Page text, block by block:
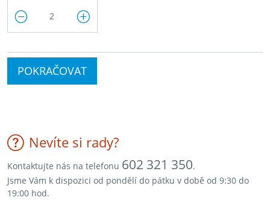
POKRAČOVAT
Nevíte si rady?
Kontaktujte nás na telefonu 602 321 350.
Jsme Vám k dispozici od pondělí do pátku v době od 9:30 do
19:00 hod.